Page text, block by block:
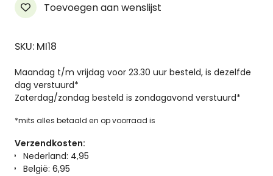
Toevoegen aan wenslijst
SKU: MI18
Maandag t/m vrijdag voor 23.30 uur besteld, is dezelfde
dag verstuurd*
Zaterdag/zondag besteld is zondagavond verstuurd*
*mits alles betaald en op voorraad is
Verzendkosten:
Nederland: 4,95
België: 6,95